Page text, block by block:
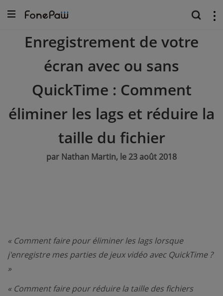
Enregistrement de votre
écran avec ou sans
QuickTime : Comment
éliminer les lags et réduire la
taille du fichier
par Nathan Martin, le 23 août 2018
« Comment faire pour éliminer les lags lorsque
j'enregistre mes parties de jeux vidéo avec QuickTime ?
»
« Comment faire pour réduire la taille des fichiers